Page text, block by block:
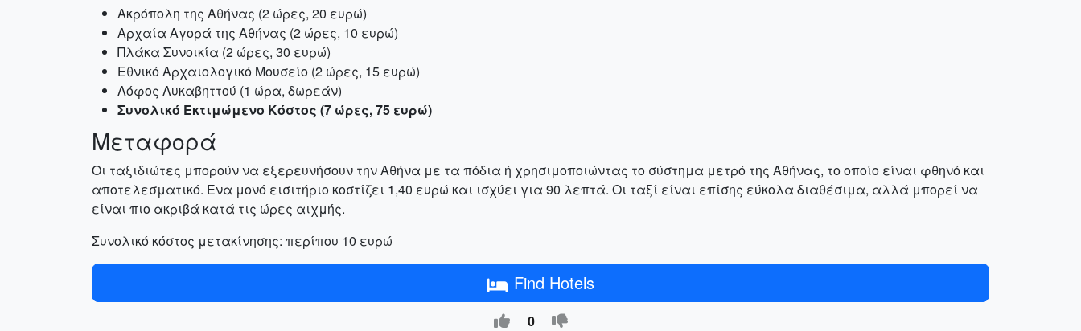
Ακρόπολη της Αθήνας (2 ώρες, 20 ευρώ)
Αρχαία Αγορά της Αθήνας (2 ώρες, 10 ευρώ)
Πλάκα Συνοικία (2 ώρες, 30 ευρώ)
Εθνικό Αρχαιολογικό Μουσείο (2 ώρες, 15 ευρώ)
Λόφος Λυκαβηττού (1 ώρα, δωρεάν)
Συνολικό Εκτιμώμενο Κόστος (7 ώρες, 75 ευρώ)
Μεταφορά
Οι ταξιδιώτες μπορούν να εξερευνήσουν την Αθήνα με τα πόδια ή χρησιμοποιώντας το σύστημα μετρό της Αθήνας, το οποίο είναι φθηνό και
αποτελεσματικό. Ένα μονό εισιτήριο κοστίζει 1,40 ευρώ και ισχύει για 90 λεπτά. Οι ταξί είναι επίσης εύκολα διαθέσιμα, αλλά μπορεί να
είναι πιο ακριβά κατά τις ώρες αιχμής.
Συνολικό κόστος μετακίνησης: περίπου 10 ευρώ
Find Hotels
0